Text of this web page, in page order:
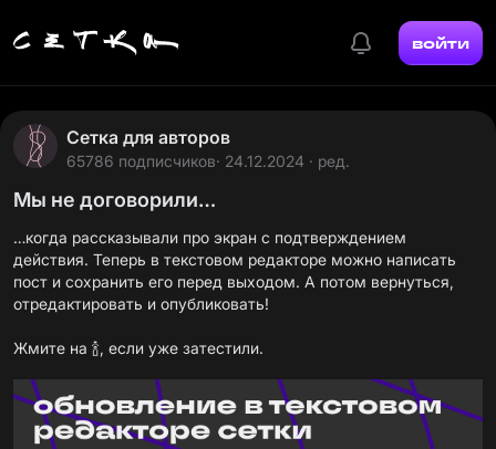
войти
Сетка для авторов
65786 подписчиков· 24.12.2024 · ред.
Мы не договорили…
…когда рассказывали про экран с подтверждением
действия. Теперь в текстовом редакторе можно написать
пост и сохранить его перед выходом. А потом вернуться,
отредактировать и опубликовать!
Жмите на 🍾, если уже затестили.